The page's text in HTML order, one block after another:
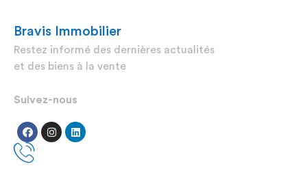
Bravis Immobilier
Restez informé des dernières actualités
et des biens à la vente
Suivez-nous